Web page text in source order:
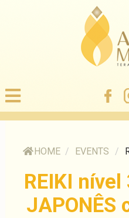
HOME / EVENTS /
REIKI nível
JAPONÊS